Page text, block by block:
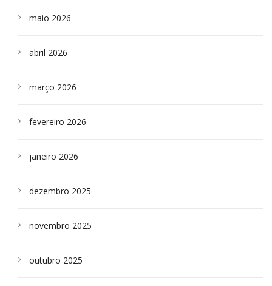
maio 2026
abril 2026
março 2026
fevereiro 2026
janeiro 2026
dezembro 2025
novembro 2025
outubro 2025